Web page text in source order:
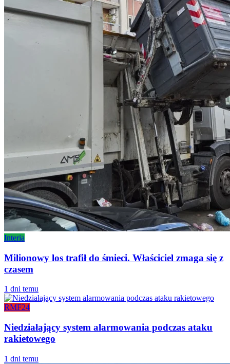
Interia
Milionowy los trafił do śmieci. Właściciel zmaga się z
czasem
1 dni temu
RMF24
Niedziałający system alarmowania podczas ataku
rakietowego
1 dni temu